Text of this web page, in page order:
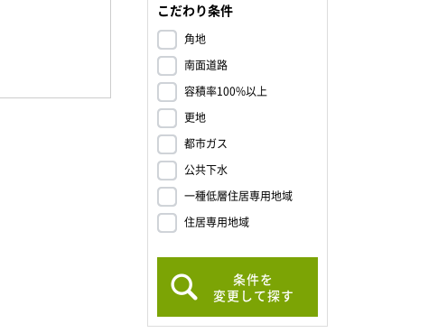
こだわり条件
角地
南面道路
容積率100%以上
更地
都市ガス
公共下水
一種低層住居専用地域
住居専用地域
条件を
変更して探す